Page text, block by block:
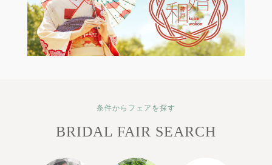
条件からフェアを探す
BRIDAL FAIR SEARCH